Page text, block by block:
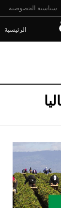
سياسية الخصوصية
الرئيسية